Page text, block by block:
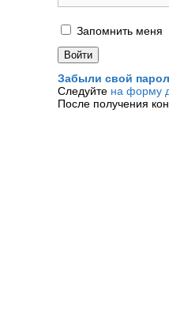
Запомнить меня
Забыли свой
Следуйте на форму
После получения